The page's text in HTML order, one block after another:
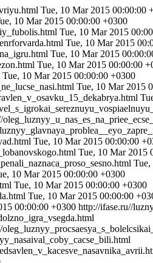
Tue, 10 Mar 2015 00:00:00
10 Mar 2015 00:00:00 +0300
Tue, 10 Mar 2015
Tue, 10 Mar 2015
Tue, 10 Mar 2015
Tue, 10 Mar 2015 00:00:00
Tue, 10 Mar 2015 00:00:00 +0300
Tue, 10 Mar 2015
Tue, 10 Mar 2015 00:00:00
Tue, 10 Mar 2015
10 Mar 2015 00:00:00 +0300
Tue, 10 Mar 2015 00:00:00 +0300
Tue, 10 Mar 2015 00:00:00
00:00:00 +0300 http://ifase.ru//